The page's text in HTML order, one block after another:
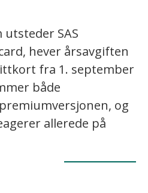
utsteder SAS
hever årsavgiften
fra 1. september
både
og
allerede på